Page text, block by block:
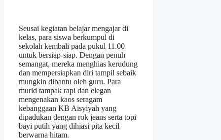
Seusai kegiatan belajar mengajar di
kelas, para siswa berkumpul di
sekolah kembali pada pukul 11.00
untuk bersiap-siap. Dengan penuh
semangat, mereka menghias kerudung
dan mempersiapkan diri tampil sebaik
mungkin dibantu oleh guru. Para
murid tampak rapi dan elegan
mengenakan kaos seragam
kebanggaan KB Aisyiyah yang
dipadukan dengan rok jeans serta topi
bayi putih yang dihiasi pita kecil
berwarna hitam.